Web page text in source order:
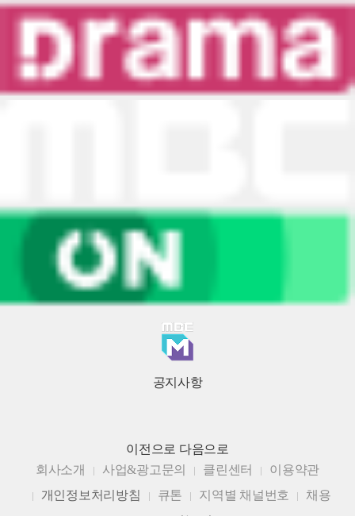
공지사항
이전으로 다음으로
회사소개
사업&광고문의 클린센터
이용약관
개인정보처리방침
큐톤 지역별 채널번호
채용